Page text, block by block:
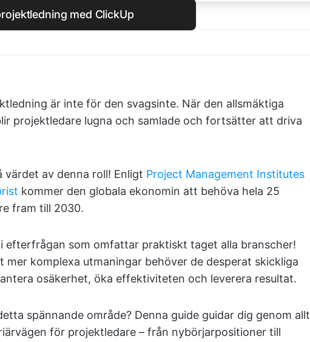
med ClickUp
är inte för den svagsinte. När den allsmäktiga
projektledare lugna och samlade och fortsätter att driva
av denna roll! Enligt Project Management Institutes
kommer den globala ekonomin att behöva hela 25
fram till 2030.
efterfrågan som omfattar praktiskt taget alla branscher!
komplexa utmaningar behöver de desperat skickliga
osäkerhet, öka effektiviteten och leverera resultat.
spännande område? Denna guide guidar dig genom allt
för projektledare – från nybörjarpositioner till